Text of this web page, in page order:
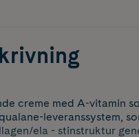
creme med A-vitamin
leveranssystem,
ela - stinstruktur